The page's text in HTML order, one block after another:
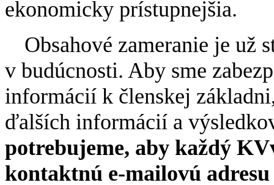
ekonomicky prístupnejšia.
Obsahové zameranie je už
v budúcnosti. Aby sme
informácií k členskej
ďalších informácií a
potrebujeme, aby každý
kontaktnú e-mailovú adresu